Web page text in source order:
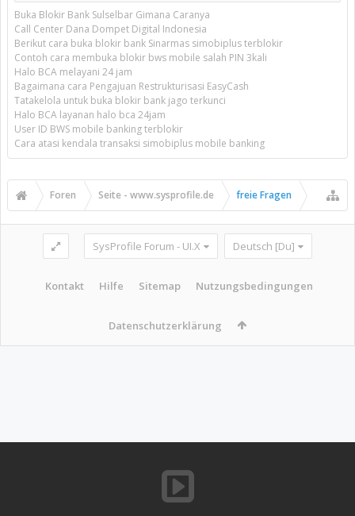
Buka Blokir Bank Sulselbar Gimana Caranya
Call Center Dana Dompet Digital Indonesia
Berikut cara buka blokir bank Sinarmas simobiplus terblokir
Contoh cara membuka blokir bws mobile salah PIN 3kali
Halo BCA melayani 24 jam
Bagaimana cara Pengajuan Restrukturisasi EasyCash
Tatakelola untuk buka blokir bank jago terkunci
Halo BCA layanan halo bca 24jam
User ID BWS mobile banking terblokir
Cara atasi kendala transaksi simobiplus mobile banking
Foren Seite - www.sysprofile.de freie Fragen
SysProfile Forum - UI.X Deutsch [Du]
Kontakt Hilfe Sitemap Nutzungsbedingungen
Datenschutzerklärung